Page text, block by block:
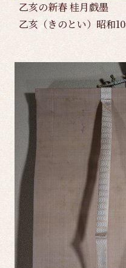
乙亥の新春 桂月戯墨
乙亥（きのとい）昭和